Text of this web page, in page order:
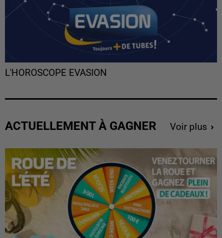
L'HOROSCOPE EVASION
ACTUELLEMENT À GAGNER Voir plus